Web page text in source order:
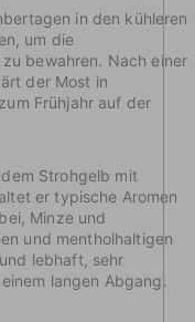
in den kühleren
um die
bewahren. Nach einer
der Most in
Frühjahr auf der
Strohgelb mit
er typische Aromen
Minze und
und mentholhaltigen
lebhaft, sehr
langen Abgang.